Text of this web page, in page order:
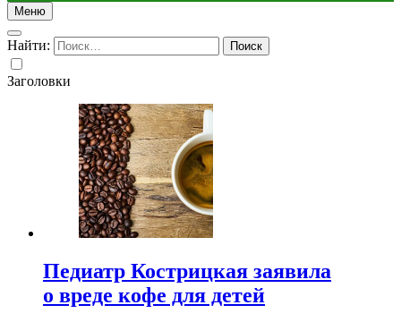
Меню
Найти:
Заголовки
Педиатр Кострицкая заявила
о вреде кофе для детей